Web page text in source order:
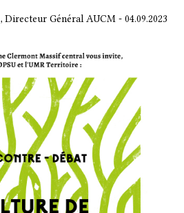
, Directeur Général AUCM - 04.09.2023